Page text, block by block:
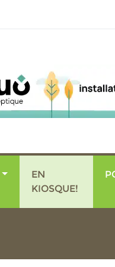
EN
KIOSQUE!